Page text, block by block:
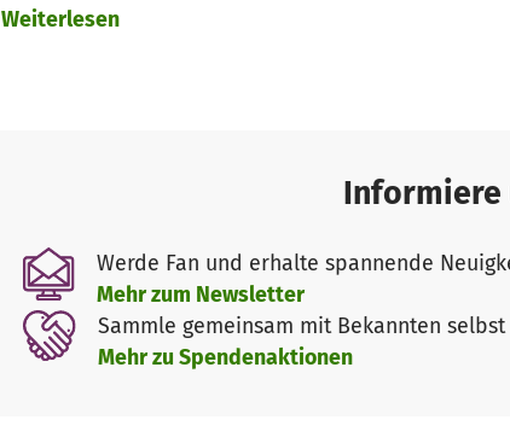
möglichst geräuschlos im Wald zu bewegen. Sie
Das oben geschilderte Szenario beschreibt das
Ein Hauptanliegen der Wildnispädagogik besteht
spielen das gemeinsame (Er)Leben, das
unserem natürlichen Lebenskontext eine
Die heilsame (und kostenlose!) Ressource Natur
sowie auch Erwachsenen in schwierigen
verstärken. Die Kraft der Gemeinschaft im
Weiterlesen
Informiere
Werde Fan und erhalte spannende
Mehr zum Newsletter
Sammle gemeinsam mit Bekannten
Mehr zu Spendenaktionen